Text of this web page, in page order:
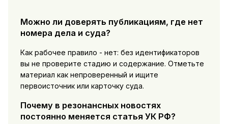
Можно ли доверять публикациям, где нет
номера дела и суда?
Как рабочее правило - нет: без идентификаторов
вы не проверите стадию и содержание. Отметьте
материал как непроверенный и ищите
первоисточник или карточку суда.
Почему в резонансных новостях
постоянно меняется статья УК РФ?